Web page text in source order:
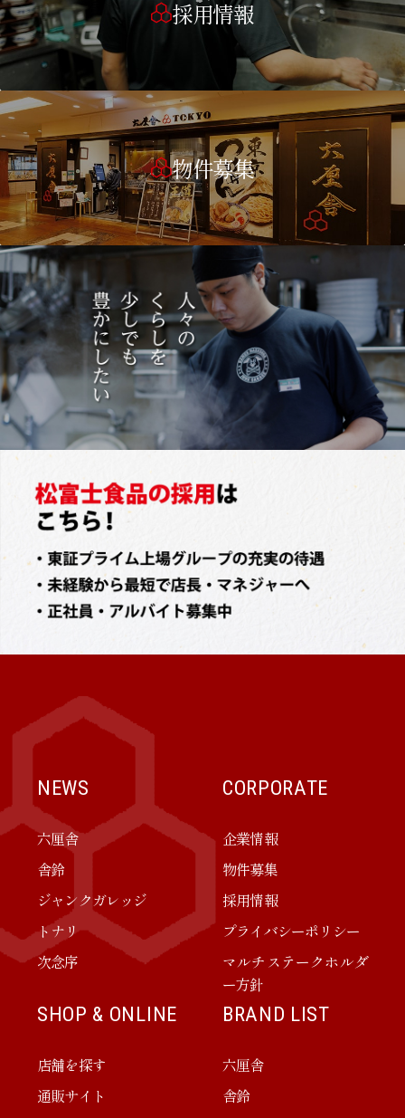
採用情報
物件募集
NEWS
六厘舎
舎鈴
ジャンクガレッジ
トナリ
次念序
CORPORATE
企業情報
物件募集
採用情報
プライバシーポリシー
マルチステークホルダ
ー方針
SHOP & ONLINE
店舗を探す
通販サイト
BRAND LIST
六厘舎
舎鈴